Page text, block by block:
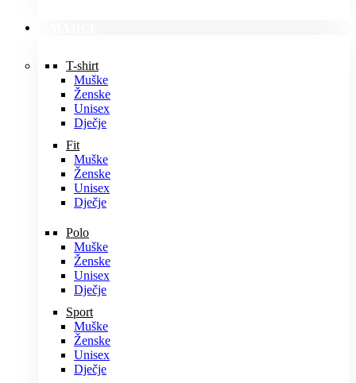
T-shirt
Muške
Ženske
Unisex
Dječje
Fit
Muške
Ženske
Unisex
Dječje
Polo
Muške
Ženske
Unisex
Dječje
Sport
Muške
Ženske
Unisex
Dječje